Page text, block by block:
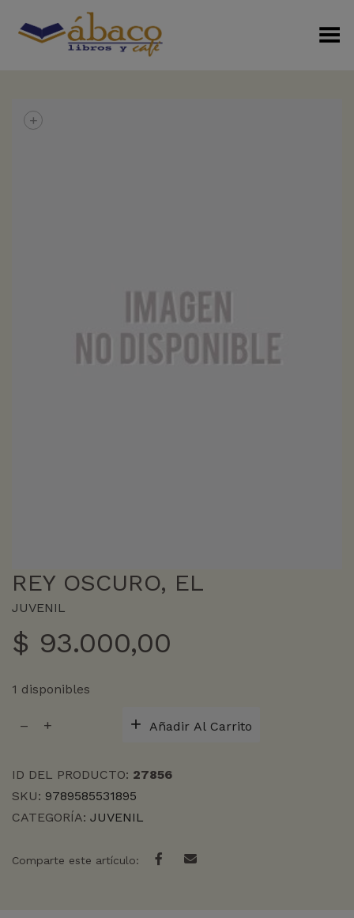
Menú Alterno
+
REY OSCURO, EL
JUVENIL
$ 93.000,00
1 disponibles
OSCURO,
Añadir Al Carrito
ID DEL PRODUCTO: 27856
SKU: 9789585531895
CATEGORÍA: JUVENIL
Comparte este artículo: